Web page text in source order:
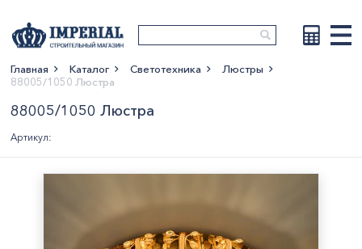
Главная Каталог Светотехника
Люстры
88005/1050 Люстра
88005/1050 Люстра
Артикул: